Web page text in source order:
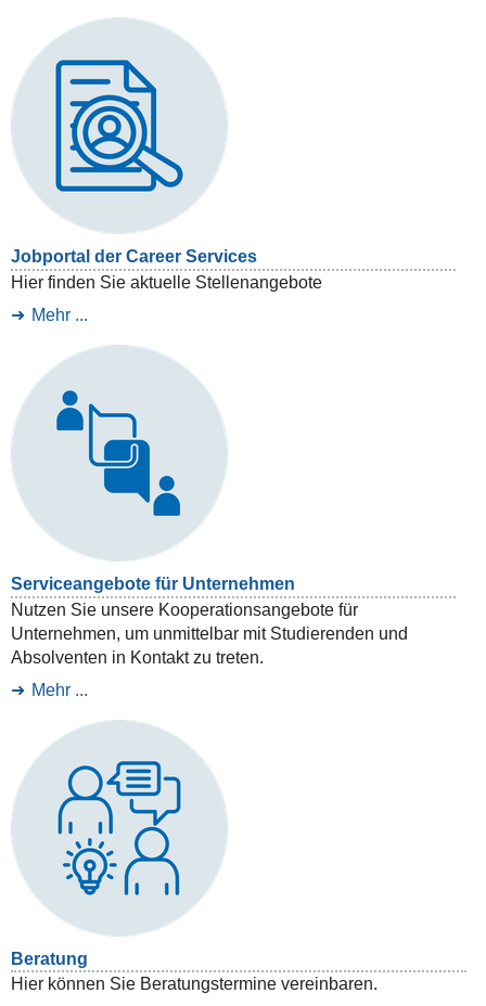
Jobportal der Career Services
Hier finden Sie aktuelle Stellenangebote
Mehr ...
Serviceangebote für Unternehmen
Nutzen Sie unsere Kooperationsangebote für
Unternehmen, um unmittelbar mit Studierenden und
Absolventen in Kontakt zu treten.
Mehr ...
Beratung
Hier können Sie Beratungstermine vereinbaren.